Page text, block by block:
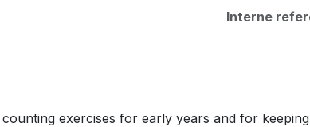
Interne
exercises for early years and for